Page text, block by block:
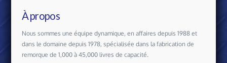
À propos
Nous sommes une équipe dynamique, en affaires depuis 1988 et
dans le domaine depuis 1978, spécialisée dans la fabrication de
remorque de 1,000 à 45,000 livres de capacité.